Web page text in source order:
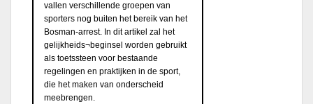
vallen verschillende groepen van
sporters nog buiten het bereik van het
Bosman-arrest. In dit artikel zal het
gelijkheids¬beginsel worden gebruikt
als toetssteen voor bestaande
regelingen en praktijken in de sport,
die het maken van onderscheid
meebrengen.